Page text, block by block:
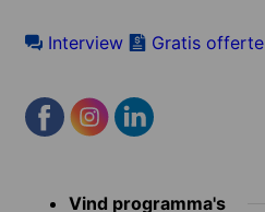
Interview Gratis offerte
menuVind programma's